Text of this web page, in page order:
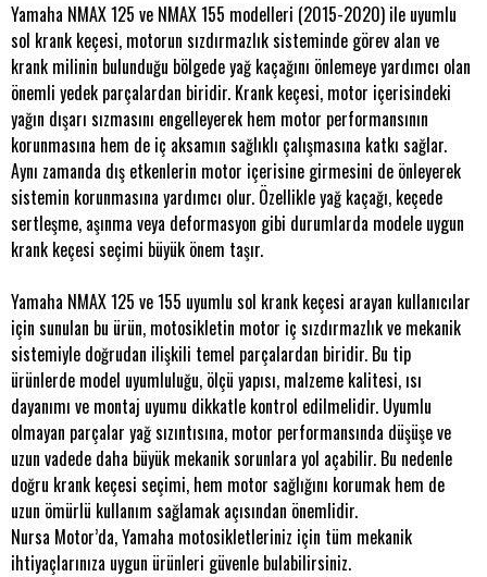
Yamaha NMAX 125 ve NMAX 155 modelleri (2015-2020) ile uyumlu
sol krank keçesi, motorun sızdırmazlık sisteminde görev alan ve
krank milinin bulunduğu bölgede yağ kaçağını önlemeye yardımcı olan
önemli yedek parçalardan biridir. Krank keçesi, motor içerisindeki
yağın dışarı sızmasını engelleyerek hem motor performansının
korunmasına hem de iç aksamın sağlıklı çalışmasına katkı sağlar.
Aynı zamanda dış etkenlerin motor içerisine girmesini de önleyerek
sistemin korunmasına yardımcı olur. Özellikle yağ kaçağı, keçede
sertleşme, aşınma veya deformasyon gibi durumlarda modele uygun
krank keçesi seçimi büyük önem taşır.
Yamaha NMAX 125 ve 155 uyumlu sol krank keçesi arayan kullanıcılar
için sunulan bu ürün, motosikletin motor iç sızdırmazlık ve mekanik
sistemiyle doğrudan ilişkili temel parçalardan biridir. Bu tip
ürünlerde model uyumluluğu, ölçü yapısı, malzeme kalitesi, ısı
dayanımı ve montaj uyumu dikkatle kontrol edilmelidir. Uyumlu
olmayan parçalar yağ sızıntısına, motor performansında düşüşe ve
uzun vadede daha büyük mekanik sorunlara yol açabilir. Bu nedenle
doğru krank keçesi seçimi, hem motor sağlığını korumak hem de
uzun ömürlü kullanım sağlamak açısından önemlidir.
Nursa Motor’da, Yamaha motosikletleriniz için tüm mekanik
ihtiyaçlarınıza uygun ürünleri güvenle bulabilirsiniz.